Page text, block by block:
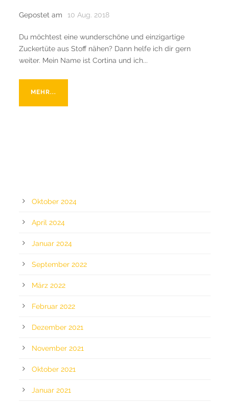
Gepostet am 10 Aug. 2018
Du möchtest eine wunderschöne und einzigartige
Zuckertüte aus Stoff nähen? Dann helfe ich dir gern
weiter. Mein Name ist Cortina und ich...
MEHR...
Oktober 2024
April 2024
Januar 2024
September 2022
März 2022
Februar 2022
Dezember 2021
November 2021
Oktober 2021
Januar 2021